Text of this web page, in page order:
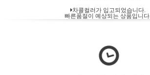
차콜컬러가 입고되었습니다.
빠른품절이 예상되는 상품입니다.